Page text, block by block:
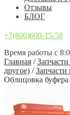
Отзывы
БЛОГ
+7(800)600-15-58
Время работы с
Главная /
другое) /
Облицовка